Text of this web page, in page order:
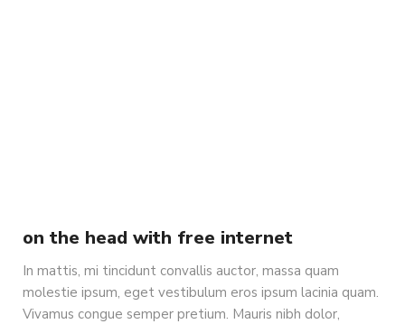
on the head with free internet
In mattis, mi tincidunt convallis auctor, massa quam
molestie ipsum, eget vestibulum eros ipsum lacinia quam.
Vivamus congue semper pretium. Mauris nibh dolor,